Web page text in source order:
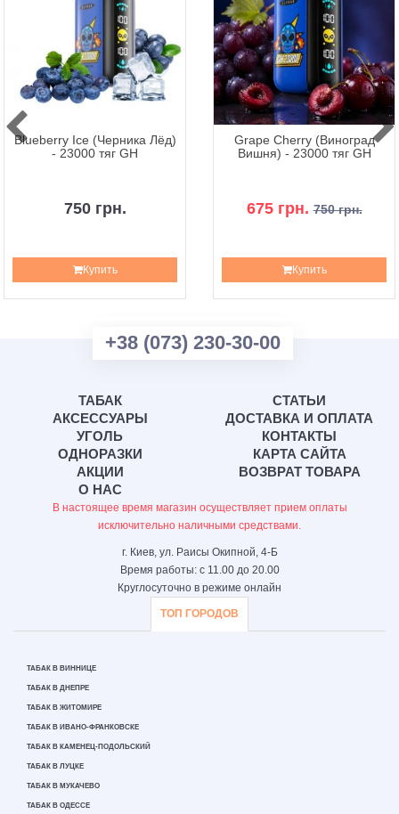
Blueberry Ice (Черника Лёд)
- 23000 тяг GH
750 грн.
Купить
Grape Cherry (Виноград
Вишня) - 23000 тяг GH
675 грн. 750 грн.
Купить
+38 (073) 230-30-00
ТАБАК
АКСЕССУАРЫ
УГОЛЬ
ОДНОРАЗКИ
АКЦИИ
О НАС
СТАТЬИ
ДОСТАВКА И ОПЛАТА
КОНТАКТЫ
КАРТА САЙТА
ВОЗВРАТ ТОВАРА
В настоящее время магазин осуществляет прием оплаты
исключительно наличными средствами.
г. Киев, ул. Раисы Окипной, 4-Б
Время работы: с 11.00 до 20.00
Круглосуточно в режиме онлайн
ТОП ГОРОДОВ
ТАБАК В ВИННИЦЕ
ТАБАК В ДНЕПРЕ
ТАБАК В ЖИТОМИРЕ
ТАБАК В ИВАНО-ФРАНКОВСКЕ
ТАБАК В КАМЕНЕЦ-ПОДОЛЬСКИЙ
ТАБАК В ЛУЦКЕ
ТАБАК В МУКАЧЕВО
ТАБАК В ОДЕССЕ